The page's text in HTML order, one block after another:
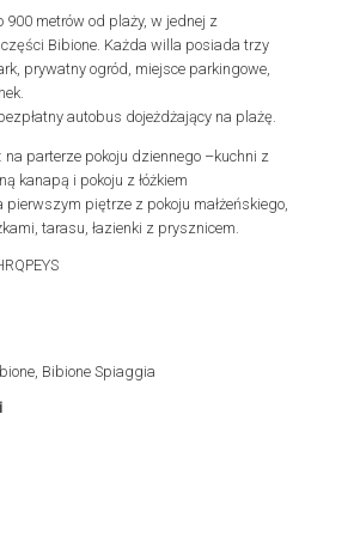
900 metrów od plaży, w jednej z
Bibione. Każda willa posiada trzy
prywatny ogród, miejsce parkingowe,
autobus dojeżdżający na plażę.
na parterze pokoju dziennego –kuchni z
kanapą i pokoju z łóżkiem
pierwszym piętrze z pokoju małżeńskiego,
tarasu, łazienki z prysznicem.
Bibione Spiaggia